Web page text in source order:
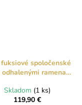
spoločenské
ramenami
Skladom (1 ks)
119,90 €